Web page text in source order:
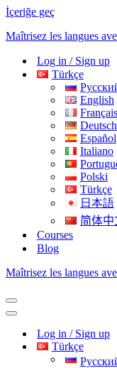
İçeriğe geç
Maîtrisez les langues
Log in / Sign up
Türkçe
English
Français
Deutsch
Español
Italiano
Polski
Türkçe
日本語
简体中
Courses
Blog
Maîtrisez les langues
Dolaşım
menüsü
Dolaşım
menüsüLog in / Sign up
Türkçe